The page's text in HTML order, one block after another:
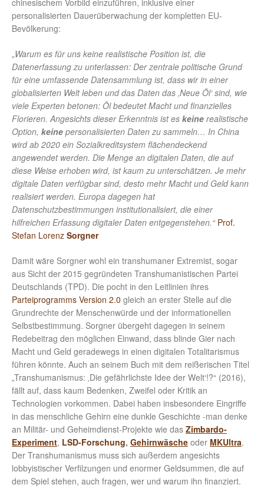
chinesischem Vorbild einzuführen, inklusive einer
personalisierten Dauerüberwachung der kompletten EU-
Bevölkerung:
„Warum es für uns keine realistische Position ist, die
Datenerfassung zu unterlassen: Der zentrale politische Grund
für eine umfassende Datensammlung ist, dass wir in einer
globalisierten Welt leben und das Daten das ‚Neue Öl‘ sind, wie
viele Experten betonen: Öl bedeutet Macht und finanzielles
Florieren. Angesichts dieser Erkenntnis ist es keine realistische
Option, keine personalisierten Daten zu sammeln… In China
wird ab 2020 ein Sozialkreditsystem flächendeckend
angewendet werden. Die Menge an digitalen Daten, die auf
diese Weise erhoben wird, ist kaum zu unterschätzen. Je mehr
digitale Daten verfügbar sind, desto mehr Macht und Geld kann
realisiert werden. Europa dagegen hat
Datenschutzbestimmungen institutionalisiert, die einer
hilfreichen Erfassung digitaler Daten entgegenstehen.“Prof.
Stefan Lorenz Sorgner
Damit wäre Sorgner wohl ein transhumaner Extremist, sogar
aus Sicht der 2015 gegründeten Transhumanistischen Partei
Deutschlands (TPD). Die pocht in den Leitlinien ihres
Parteiprogramms Version 2.0 gleich an erster Stelle auf die
Grundrechte der Menschenwürde und der informationellen
Selbstbestimmung. Sorgner übergeht dagegen in seinem
Redebeitrag den möglichen Einwand, dass blinde Gier nach
Macht und Geld geradewegs in einen digitalen Totalitarismus
führen könnte. Auch an seinem Buch mit dem reißerischen Titel
„Transhumanismus: ‚Die gefährlichste Idee der Welt‘!?“ (2016),
fällt auf, dass kaum Bedenken, Zweifel oder Kritik an
Technologien vorkommen. Dabei haben insbesondere Eingriffe
in das menschliche Gehirn eine dunkle Geschichte -man denke
an Militär- und Geheimdienst-Projekte wie das Zimbardo-
Experiment, LSD-Forschung, Gehirnwäsche oder MKUltra.
Der Transhumanismus muss sich außerdem angesichts
lobbyistischer Verfilzungen und enormer Geldsummen, die auf
dem Spiel stehen, auch fragen, wer und warum ihn finanziert.